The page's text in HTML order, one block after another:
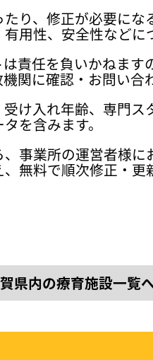
り、修正が必要に
用性、安全性などに
責任を負いかねま
関に確認・お問い合
け入れ年齢、専門
を含みます。
事業所の運営者様
無料で順次修正・更
県内の療育施設一覧